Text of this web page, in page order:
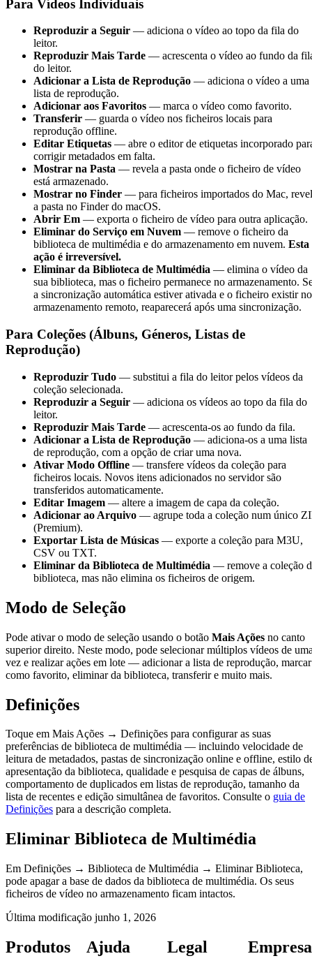
Para Vídeos Individuais
Reproduzir a Seguir — adiciona o vídeo ao topo da fila do
leitor.
Reproduzir Mais Tarde — acrescenta o vídeo ao fundo da
do leitor.
Adicionar a Lista de Reprodução — adiciona o vídeo a uma
lista de reprodução.
Adicionar aos Favoritos — marca o vídeo como favorito.
Transferir — guarda o vídeo nos ficheiros locais para
reprodução offline.
Editar Etiquetas — abre o editor de etiquetas incorporado
corrigir metadados em falta.
Mostrar na Pasta — revela a pasta onde o ficheiro de vídeo
está armazenado.
Mostrar no Finder — para ficheiros importados do Mac,
a pasta no Finder do macOS.
Abrir Em — exporta o ficheiro de vídeo para outra aplicação.
Eliminar do Serviço em Nuvem — remove o ficheiro da
biblioteca de multimédia e do armazenamento em nuvem. Esta
ação é irreversível.
Eliminar da Biblioteca de Multimédia — elimina o vídeo da
sua biblioteca, mas o ficheiro permanece no armazenamento.
a sincronização automática estiver ativada e o ficheiro existir no
armazenamento remoto, reaparecerá após uma sincronização.
Para Coleções (Álbuns, Géneros, Listas de
Reprodução)
Reproduzir Tudo — substitui a fila do leitor pelos vídeos da
coleção selecionada.
Reproduzir a Seguir — adiciona os vídeos ao topo da fila do
leitor.
Reproduzir Mais Tarde — acrescenta-os ao fundo da fila.
Adicionar a Lista de Reprodução — adiciona-os a uma lista
de reprodução, com a opção de criar uma nova.
Ativar Modo Offline — transfere vídeos da coleção para
ficheiros locais. Novos itens adicionados no servidor são
transferidos automaticamente.
Editar Imagem — altere a imagem de capa da coleção.
Adicionar ao Arquivo — agrupe toda a coleção num único
(Premium).
Exportar Lista de Músicas — exporte a coleção para M3U,
CSV ou TXT.
Eliminar da Biblioteca de Multimédia — remove a coleção
biblioteca, mas não elimina os ficheiros de origem.
Modo de Seleção
Pode ativar o modo de seleção usando o botão Mais Ações no canto
superior direito. Neste modo, pode selecionar múltiplos vídeos de
vez e realizar ações em lote — adicionar a lista de reprodução, marcar
como favorito, eliminar da biblioteca, transferir e muito mais.
Definições
Toque em Mais Ações → Definições para configurar as suas
preferências de biblioteca de multimédia — incluindo velocidade de
leitura de metadados, pastas de sincronização online e offline, estilo
apresentação da biblioteca, qualidade e pesquisa de capas de álbuns,
comportamento de duplicados em listas de reprodução, tamanho da
lista de recentes e edição simultânea de favoritos. Consulte o guia de
Definições para a descrição completa.
Eliminar Biblioteca de Multimédia
Em Definições → Biblioteca de Multimédia → Eliminar Biblioteca,
pode apagar a base de dados da biblioteca de multimédia. Os seus
ficheiros de vídeo no armazenamento ficam intactos.
Última modificação junho 1, 2026
Produtos Ajuda Legal Empresa